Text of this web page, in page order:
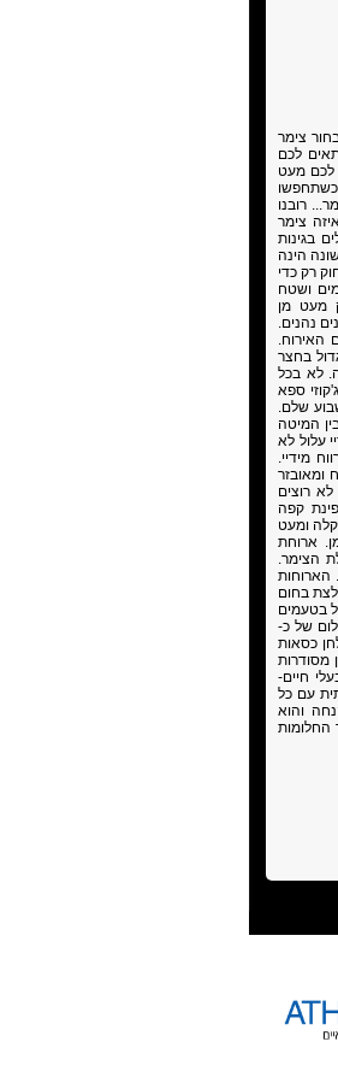
צימר
לכם
לכם מעט
כשתחפשו
רובנו
צימר
בגינות
הינה
רק כדי
ושטח
מעט מן
נהנים.
האירוח.
בחצר
לא בכל
ספא
שלם.
המיטה
עלול לא
מידיי.
ומאובזר
רוצים
קפה
ומעט
ארוחת
הצימר.
הארוחות
בחום
בטעמים
של כ-
כסאות
מסודרות
חיים-
עם כל
והוא
החלומות